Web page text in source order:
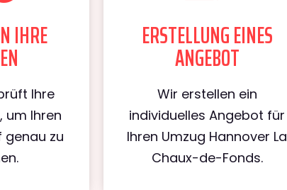
IHRE
Ihre
um Ihren
genau zu
ERSTELLUNG EINES
ANGEBOT
Wir erstellen ein
individuelles Angebot für
Ihren Umzug Hannover La
Chaux-de-Fonds.